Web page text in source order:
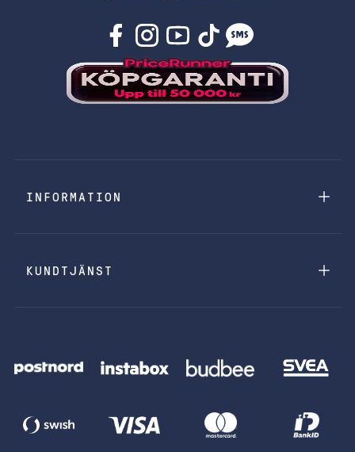
INFORMATION
KUNDTJÄNST